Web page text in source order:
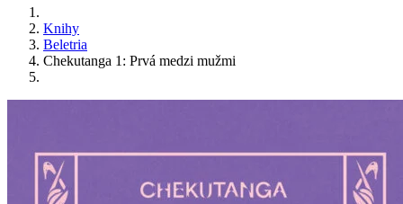
Knihy
Beletria
Chekutanga 1: Prvá medzi mužmi